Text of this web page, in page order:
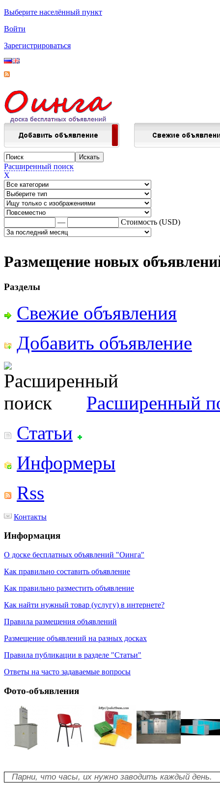
Выберите населённый пункт
Войти
Зарегистрироваться
Расширенный поиск
X
— Стоимость (USD)
Размещение новых
Разделы
Свежие объявления
Добавить объявление
Расширенный
Статьи
Информеры
Rss
Контакты
Информация
О доске бесплатных объявлений "Оинга"
Как правильно составить объявление
Как правильно разместить объявление
Как найти нужный товар (услугу) в интернете?
Правила размещения объявлений
Размещение объявлений на разных досках
Правила публикации в разделе "Статьи"
Ответы на часто задаваемые вопросы
Фото-объявления
Парни, что часы, их нужно заводить каждый день.